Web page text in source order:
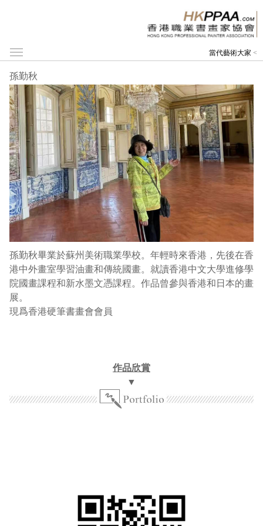
當代藝術大家 <
孫勤秋
孫勤秋畢業於蘇州美術職業學校。年輕時來香港，先後在香
港中外畫室學習油畫和傳統國畫。就讀香港中文大學進修學
院國畫課程和新水墨文憑課程。作品曾參與香港和日本的畫
展。
現爲香港硬筆書畫會會員
作品欣賞
▼